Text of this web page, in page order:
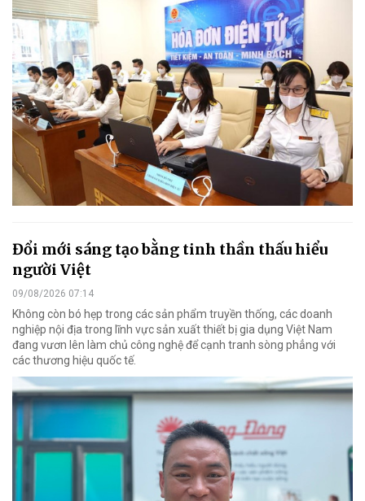
Đổi mới sáng tạo bằng tinh thần thấu hiểu
người Việt
09/08/2026 07:14
Không còn bó hẹp trong các sản phẩm truyền thống, các doanh
nghiệp nội địa trong lĩnh vực sản xuất thiết bị gia dụng Việt Nam
đang vươn lên làm chủ công nghệ để cạnh tranh sòng phẳng với
các thương hiệu quốc tế.